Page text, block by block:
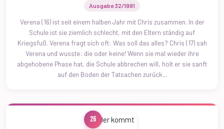
Ausgabe 32/1991
Verena (16) ist seit einem halben Jahr mit Chris zusammen. In der
Schule ist sie ziemlich schlecht, mit den Eltern ständig auf
Kriegsfuß. Verena fragt sich oft: Was soll das alles? Chris (17) sah
Verena und wusste: die oder keine! Wenn sie mal wieder ihre
abgehobene Phase hat, die Schule abbrechen will, holt er sie sanft
auf den Boden der Tatsachen zurück...
26